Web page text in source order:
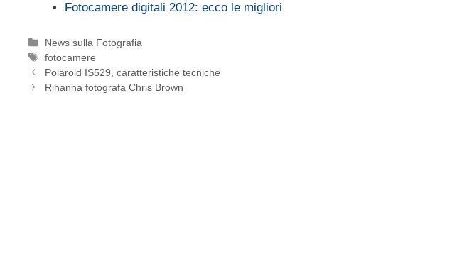
Fotocamere digitali 2012: ecco le migliori
Categorie
News sulla Fotografia
Tag
fotocamere
Polaroid IS529, caratteristiche tecniche
Rihanna fotografa Chris Brown